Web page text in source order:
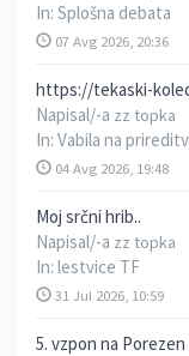
In: Splošna debata
07 Avg 2026, 20:36
https://tekaski-
Napisal/-a zz topka
In: Vabila na
04 Avg 2026, 19:48
Moj srčni hrib..
Napisal/-a zz topka
In: lestvice TF
31 Jul 2026, 10:59
5. vzpon na Porezen